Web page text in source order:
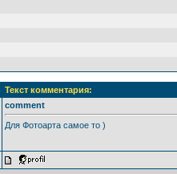
Текст комментария:
comment
Для Фотоарта самое то )